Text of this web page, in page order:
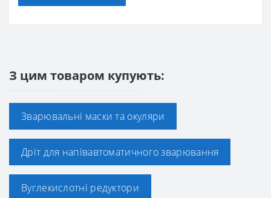
З цим товаром купують:
Зварювальні маски та окуляри
Дріт для напівавтоматичного зварювання
Вуглекислотні редуктори